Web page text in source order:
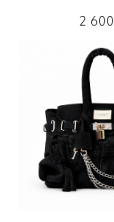
2 600